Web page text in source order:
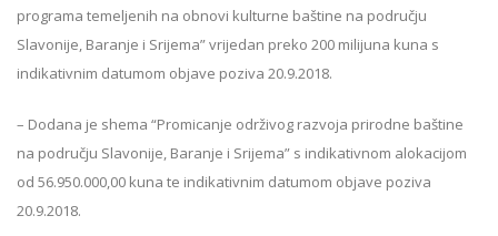
programa temeljenih na obnovi kulturne baštine na području
Slavonije, Baranje i Srijema” vrijedan preko 200 milijuna kuna s
indikativnim datumom objave poziva 20.9.2018.
– Dodana je shema “Promicanje održivog razvoja prirodne baštine
na području Slavonije, Baranje i Srijema” s indikativnom alokacijom
od 56.950.000,00 kuna te indikativnim datumom objave poziva
20.9.2018.